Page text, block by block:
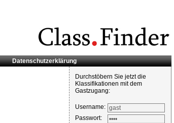
Datenschutzerklärung
Durchstöbern Sie jetzt die
Klassifikationen mit dem
Gastzugang:
Username:
Passwort: